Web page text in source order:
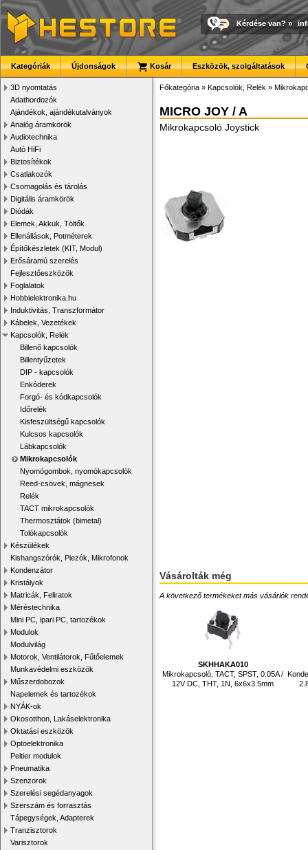
Kérdése van? »
Kategóriák Újdonságok Kosár Eszközök, szolgáltatások
3D nyomtatás
Adathordozók
Ajándékok, ajándékutalványok
Analóg áramkörök
Audiotechnika
Autó HiFi
Biztosítékok
Csatlakozók
Csomagolás és tárolás
Digitális áramkörök
Diódák
Elemek, Akkuk, Töltők
Ellenállások, Potméterek
Építőkészletek (KIT, Modul)
Erősáramú szerelés
Fejlesztőeszközök
Foglalatok
Hobbielektronika.hu
Induktivitás, Transzformátor
Kábelek, Vezetékek
Kapcsolók, Relék
Billenő kapcsolók
Billentyűzetek
DIP - kapcsolók
Enkóderek
Forgó- és kódkapcsolók
Időrelék
Kisfeszültségű kapcsolók
Kulcsos kapcsolók
Lábkapcsolók
Mikrokapcsolók
Nyomógombok, nyomókapcsolók
Reed-csövek, mágnesek
Relék
TACT mikrokapcsolók
Thermosztátok (bimetal)
Tolókapcsolók
Készülékek
Kishangszórók, Piezók, Mikrofonok
Kondenzátor
Kristályok
Matricák, Feliratok
Méréstechnika
Mini PC, ipari PC, tartozékok
Modulok
Modulvilág
Motorok, Ventilátorok, Fűtőelemek
Munkavédelmi eszközök
Műszerdobozok
Napelemek és tartozékok
NYÁK-ok
Okosotthon, Lakáselektronika
Oktatási eszközök
Optoelektronika
Peltier modulok
Pneumatika
Szenzorok
Szerelési segédanyagok
Szerszám és forrasztás
Tápegységek, Adapterek
Tranzisztorok
Varisztorok
Főkategória » Kapcsolók, Relék »
MICRO JOY / A
Mikrokapcsoló Joystick
Vásárolták még
A következő termékeket más vásárlók
SKHHAKA010
Mikrokapcsoló, TACT, SPST, 0.05A /
12V DC, THT, 1N, 6x6x3.5mm